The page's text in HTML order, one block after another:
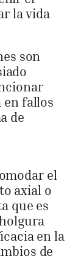
la vida
son
en fallos
de
el
axial o
que es
en la
de